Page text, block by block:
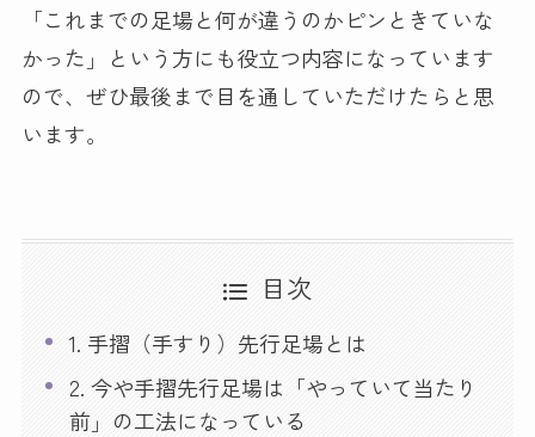
「これまでの足場と何が違うのかピンときていな
かった」という方にも役立つ内容になっています
ので、ぜひ最後まで目を通していただけたらと思
います。
目次
1. 手摺（手すり）先行足場とは
2. 今や手摺先行足場は「やっていて当たり
前」の工法になっている